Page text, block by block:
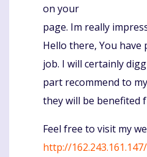
on your
page. Im really
Hello there, You
job. I will certainly
part recommend to
they will be benefited
Feel free to visit my
http://162.243.161.147/